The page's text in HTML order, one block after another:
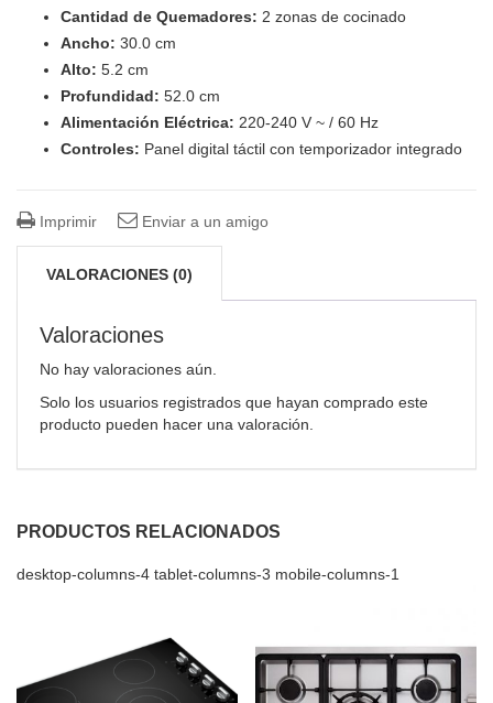
Cantidad de Quemadores: 2 zonas de cocinado
Ancho: 30.0 cm
Alto: 5.2 cm
Profundidad: 52.0 cm
Alimentación Eléctrica: 220-240 V ~ / 60 Hz
Controles: Panel digital táctil con temporizador integrado
Imprimir Enviar a un amigo
VALORACIONES (0)
Valoraciones
No hay valoraciones aún.
Solo los usuarios registrados que hayan comprado este
producto pueden hacer una valoración.
PRODUCTOS RELACIONADOS
desktop-columns-4 tablet-columns-3 mobile-columns-1